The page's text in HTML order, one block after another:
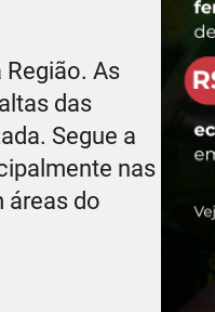
As
das
Segue a
nas
áreas do